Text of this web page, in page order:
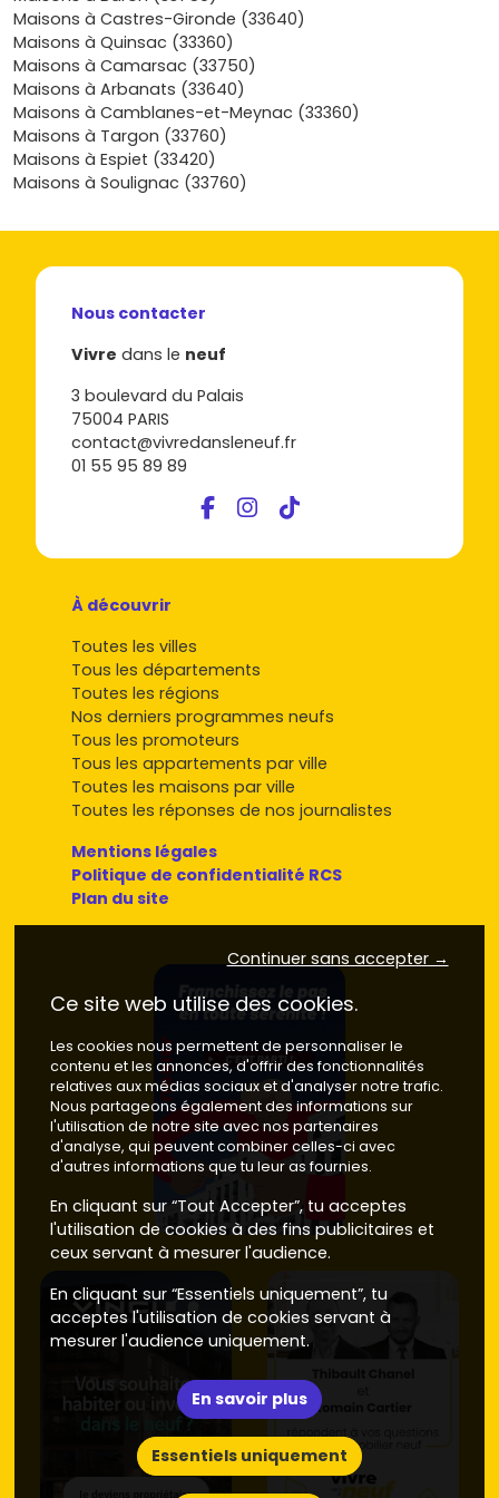
métropole. Ici, la qualité de vie se mesure en temps
gagné, en calme retrouvé et en loisirs nature juste devant
la porte. Si tu te projettes dans une
Saint-Genès-de-Lombaud , tu fais un choix cohérent et
durable : confort moderne, économies d’énergie, cadre
de vie privilégié et investissement pérenne. Envie de
passer de l’idée au concret ? Parcours dès maintenant les
programmes disponibles sur Vivre dans le neuf, compare
les plans, les prix et les dates de livraison, et contacte un
investissement — t’attend à Saint-Genès-de-Lombaud.
Maisons à Castres-Gironde (33640)
Maisons à Quinsac (33360)
Maisons à Camarsac (33750)
Maisons à Arbanats (33640)
Maisons à Camblanes-et-Meynac (33360)
Maisons à Targon (33760)
Maisons à Espiet (33420)
Maisons à Soulignac (33760)
Nous contacter
Vivre dans le neuf
3 boulevard du Palais
75004 PARIS
contact@vivredansleneuf.fr
01 55 95 89 89
À découvrir
Toutes les villes
Tous les départements
Toutes les régions
Nos derniers programmes neufs
Tous les promoteurs
Tous les appartements par ville
Toutes les maisons par ville
Toutes les réponses de nos journalistes
Mentions légales
Politique de confidentialité RCS
Plan du site
Continuer sans accepter →
Ce site web utilise des cookies.
Les cookies nous permettent de personnaliser le
contenu et les annonces, d'offrir des fonctionnalités
relatives aux médias sociaux et d'analyser notre trafic.
Nous partageons également des informations sur
l'utilisation de notre site avec nos partenaires
d'analyse, qui peuvent combiner celles-ci avec
d'autres informations que tu leur as fournies.
En cliquant sur “Tout Accepter”, tu acceptes
l'utilisation de cookies à des fins publicitaires et
ceux servant à mesurer l'audience.
En cliquant sur “Essentiels uniquement”, tu
acceptes l'utilisation de cookies servant à
mesurer l'audience uniquement.
En savoir plus
Essentiels uniquement